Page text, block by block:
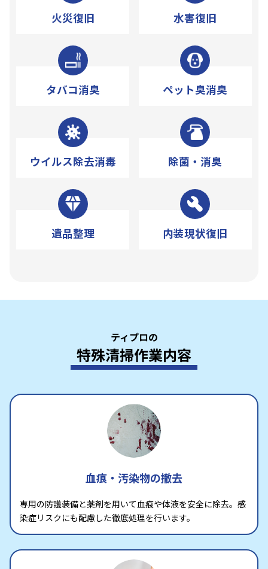
火災復旧 水害復旧
タバコ消臭 ペット臭消臭
ウイルス除去消毒 除菌・消臭
遺品整理 内装現状復旧
ティプロの
特殊清掃作業内容
血痕・汚染物の撤去
専用の防護装備と薬剤を用いて血痕や体液を安全に除去。感
染症リスクにも配慮した徹底処理を行います。